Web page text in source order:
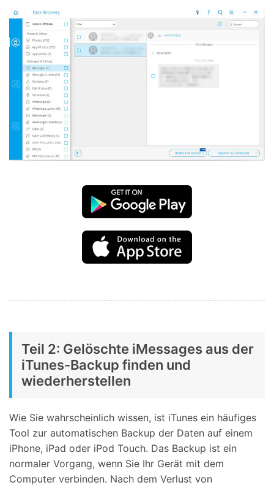
Teil 2: Gelöschte iMessages aus der
iTunes-Backup finden und
wiederherstellen
Wie Sie wahrscheinlich wissen, ist iTunes ein häufiges
Tool zur automatischen Backup der Daten auf einem
iPhone, iPad oder iPod Touch. Das Backup ist ein
normaler Vorgang, wenn Sie Ihr Gerät mit dem
Computer verbinden. Nach dem Verlust von